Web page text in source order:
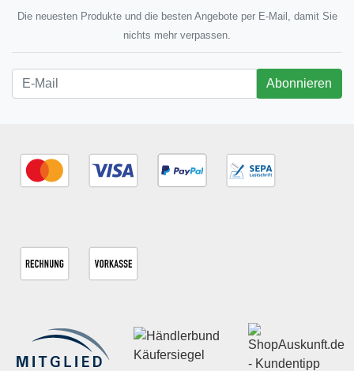
Die neuesten Produkte und die besten Angebote per E-Mail, damit Sie
nichts mehr verpassen.
Newsletter
Abonnieren